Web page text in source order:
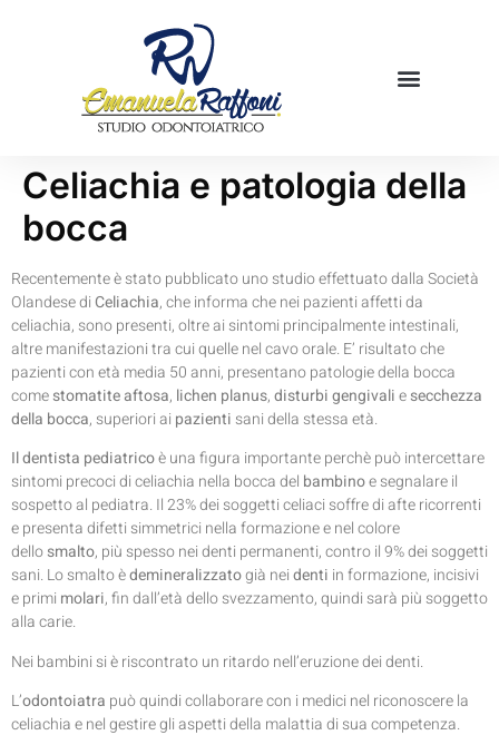
Celiachia e patologia della
bocca
Recentemente è stato pubblicato uno studio effettuato dalla Società
Olandese diCeliachia, che informa che nei pazienti affetti da
celiachia, sono presenti, oltre ai sintomi principalmente intestinali,
altre manifestazioni tra cui quelle nel cavo orale. E’ risultato che
pazienti con età media 50 anni, presentano patologie della bocca
comestomatite aftosa, lichen planus,disturbi gengivaliesecchezza
della bocca, superiori ai pazienti sani della stessa età.
Il dentista pediatricoè una figura importante perchè può intercettare
sintomi precoci di celiachia nella bocca del bambinoe segnalare il
sospetto al pediatra. Il 23% dei soggetti celiaci soffre di afte ricorrenti
e presenta difetti simmetrici nella formazione e nel colore
dellosmalto, più spesso nei denti permanenti, contro il 9% dei soggetti
sani. Lo smalto èdemineralizzatogià neidenti in formazione, incisivi
e primi molari, fin dall’età dello svezzamento, quindi sarà più soggetto
alla carie.
Nei bambini si è riscontrato un ritardo nell’eruzione dei denti.
L’odontoiatra può quindi collaborare con i medici nel riconoscere la
celiachia e nel gestire gli aspetti della malattia di sua competenza.